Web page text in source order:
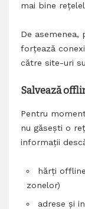
mai bine
De
forțează
către site-uri
Salvează
Pentru
nu găsești o
informații
hărți
zonelor)
adrese și